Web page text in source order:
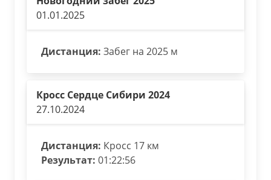
01.01.2025
Дистанция: Забег на 2025 м
Кросс Сердце Сибири 2024
27.10.2024
Дистанция: Кросс 17 км
Результат: 01:22:56